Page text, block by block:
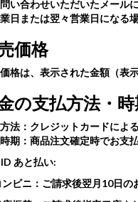
い合わせいただいたメール
日または翌々営業日になる
価格
格は、表示された金額（表
の支払方法・時
法：クレジットカードによ
期：商品注文確定時でお支
ID あと払い:
ンビニ：ご請求後翌月10日